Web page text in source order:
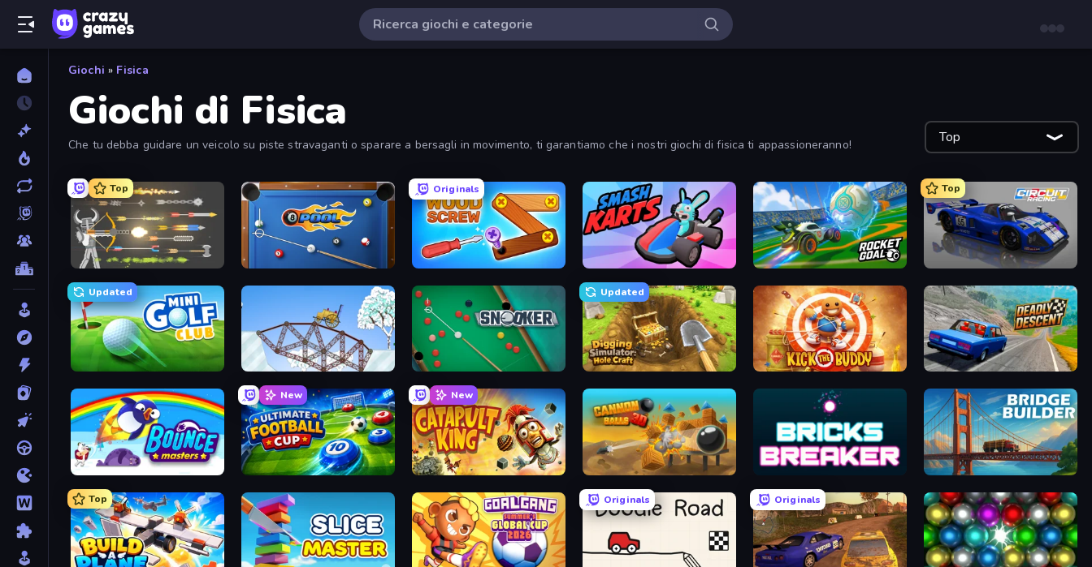
Giochi » Fisica
Giochi di Fisica
Che tu debba guidare un veicolo su piste stravaganti o sparare a bersagli in movimento, ti garantiamo che i nostri giochi di fisica ti appassioneranno! Top
Top
Ragdoll Archers 8 Ball Pool
Originals
Wood Screw: Bolts Puzzle Smash Karts RocketGoal.io
Top
Circuit Racing
Updated
Mini Golf Club Railway Bridge Snooker
Updated
Digging Simulator: Hole Craft Kick the Buddy Deadly Descent
Bouncemasters
New
Ultimate Football Cup
New
Catapult King Cannon Balls 3D Bridge Builder
Top Originals Originals